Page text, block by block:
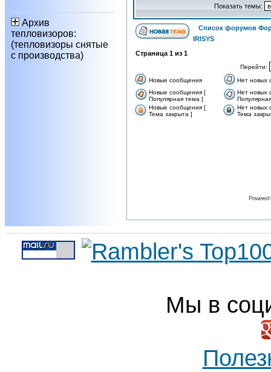
Архив
тепловизоров:
(тепловизоры снятые
с производства)
Показать темы:
Список форумов
IRISYS
Страница 1 из 1
Перейти:
Новые сообщения
Нет новых
Новые сообщения [
Популярная тема ]
Нет новых
Новые сообщения [
Тема закрыта ]
Нет новых
Тема
Powered
Мы в